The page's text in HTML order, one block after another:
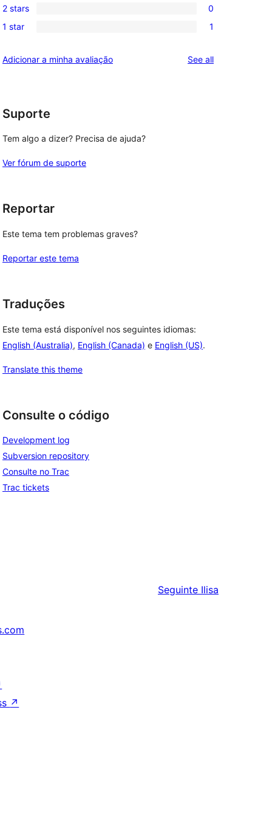
reviews
star
reviews
3-
star
0
2-
reviews
2 stars 0
1
star
1 star 1
Adicionar a minha avaliação See allreviews
Suporte
Tem algo a dizer? Precisa de ajuda?
Ver fórum de suporte
Reportar
Este tema tem problemas graves?
Reportar este tema
Traduções
Este tema está disponível nos seguintes idiomas:
English (Australia), English (Canada) e English (US).
Translate this theme
Consulte o código
Development log
Subversion repository
Consulte no Trac
Trac tickets
Seguinte Ilisa
↗